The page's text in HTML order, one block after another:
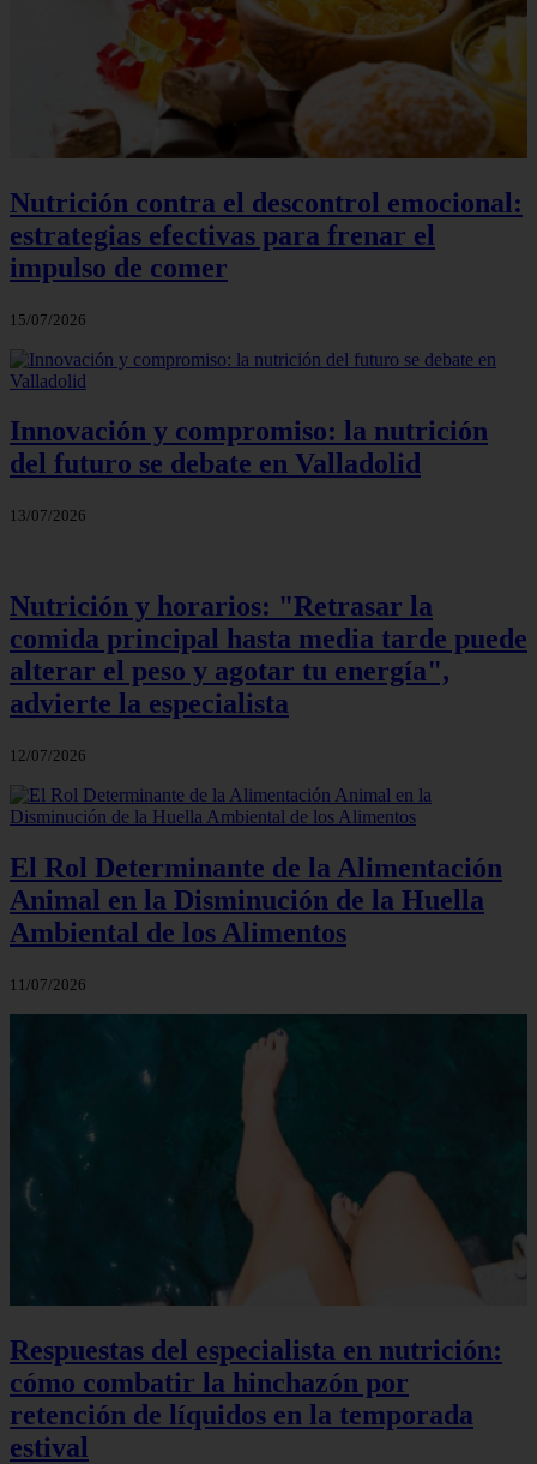
Nutrición contra el descontrol emocional:
estrategias efectivas para frenar el
impulso de comer
15/07/2026
Innovación y compromiso: la nutrición
del futuro se debate en Valladolid
13/07/2026
Nutrición y horarios: "Retrasar la
comida principal hasta media tarde puede
alterar el peso y agotar tu energía",
advierte la especialista
12/07/2026
El Rol Determinante de la Alimentación
Animal en la Disminución de la Huella
Ambiental de los Alimentos
11/07/2026
Respuestas del especialista en nutrición:
cómo combatir la hinchazón por
retención de líquidos en la temporada
estival